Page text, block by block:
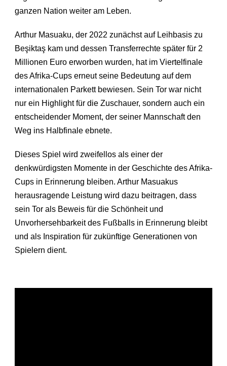
ganzen Nation weiter am Leben.
Arthur Masuaku, der 2022 zunächst auf Leihbasis zu
Beşiktaş kam und dessen Transferrechte später für 2
Millionen Euro erworben wurden, hat im Viertelfinale
des Afrika-Cups erneut seine Bedeutung auf dem
internationalen Parkett bewiesen. Sein Tor war nicht
nur ein Highlight für die Zuschauer, sondern auch ein
entscheidender Moment, der seiner Mannschaft den
Weg ins Halbfinale ebnete.
Dieses Spiel wird zweifellos als einer der
denkwürdigsten Momente in der Geschichte des Afrika-
Cups in Erinnerung bleiben. Arthur Masuakus
herausragende Leistung wird dazu beitragen, dass
sein Tor als Beweis für die Schönheit und
Unvorhersehbarkeit des Fußballs in Erinnerung bleibt
und als Inspiration für zukünftige Generationen von
Spielern dient.